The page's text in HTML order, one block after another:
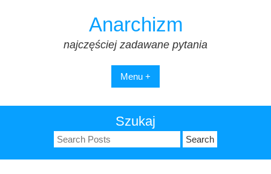
Anarchizm
najczęściej zadawane pytania
Menu +
Szukaj
Search
for: